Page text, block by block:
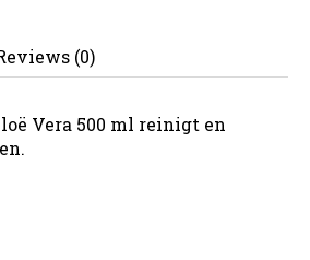
(0)
Vera 500 ml reinigt en